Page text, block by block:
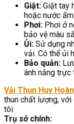
Giặt: Giặt tay
hoặc nước
Phơi: Phơi ở
bảo vệ màu
Ủi: Sử dụng
vải. Có thể ủi
Bảo quản:
ánh nắng trực
Vải Thun Huy
thun chất lượng, với
tôi:
Trụ sở chính: